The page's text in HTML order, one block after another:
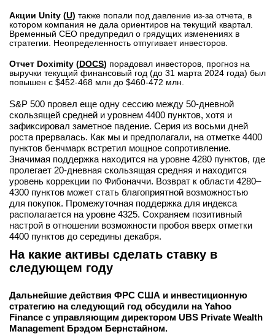
Акции Unity (U) также попали под давление из-за отчета, в
котором компания не дала ориентиров на текущий квартал.
Временный CEO предупредил о грядущих изменениях в
стратегии. Неопределенность отпугивает инвесторов.
Отчет Doximity (DOCS) порадовал инвесторов, прогноз на
выручки текущий финансовый год (до 31 марта 2024 года) был
повышен с $452-468 млн до $460-472 млн.
S&P 500 провел еще одну сессию между 50-дневной
скользящей средней и уровнем 4400 пунктов, хотя и
зафиксировал заметное падение. Серия из восьми дней
роста прервалась. Как мы и предполагали, на отметке 4400
пунктов бенчмарк встретил мощное сопротивление.
Значимая поддержка находится на уровне 4280 пунктов, где
пролегает 20-дневная скользящая средняя и находится
уровень коррекции по Фибоначчи. Возврат к области 4280–
4300 пунктов может стать благоприятной возможностью
для покупок. Промежуточная поддержка для индекса
располагается на уровне 4325. Сохраняем позитивный
настрой в отношении возможности пробоя вверх отметки
4400 пунктов до середины декабря.
На какие активы сделать ставку в
следующем году
Дальнейшие действия ФРС США и инвестиционную
стратегию на следующий год обсудили на Yahoo
Finance с управляющим директором UBS Private Wealth
Management Брэдом Бернстайном.